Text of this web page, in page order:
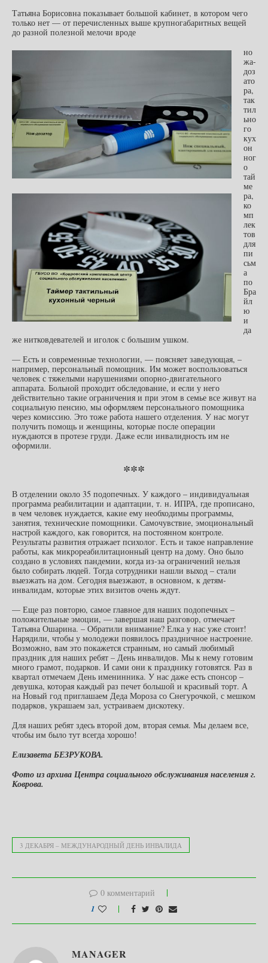
Татьяна Борисовна показывает большой кабинет, в котором чего
только нет — от перечисленных выше крупногабаритных вещей
до разной полезной мелочи вроде
но
жа-
доз
ато
ра,
так
тил
ьно
го
кух
он
ног
о
тай
ме
ра,
ко
мп
лек
тов
для
пи
сьм
а
по
Бра
йл
ю
и
да
же нитковдевателей и иголок с большим ушком.
— Есть и современные технологии, — поясняет заведующая, –
например, персональный помощник. Им может воспользоваться
человек с тяжелыми нарушениями опорно-двигательного
аппарата. Больной проходит обследование, и если у него
действительно такие ограничения и при этом в семье все живут на
социальную пенсию, мы оформляем персонального помощника
через комиссию. Это тоже работа нашего отделения. У нас могут
получить помощь и женщины, которые после операции
нуждаются в протезе груди. Даже если инвалидность им не
оформили.
***
В отделении около 35 подопечных. У каждого – индивидуальная
программа реабилитации и адаптации, т. н. ИПРА, где прописано,
в чем человек нуждается, какие ему необходимы программы,
занятия, технические помощники. Самочувствие, эмоциональный
настрой каждого, как говорится, на постоянном контроле.
Результаты развития отражает психолог. Есть и такое направление
работы, как микрореабилитационный центр на дому. Оно было
создано в условиях пандемии, когда из-за ограничений нельзя
было собирать людей. Тогда сотрудники нашли выход – стали
выезжать на дом. Сегодня выезжают, в основном, к детям-
инвалидам, которые этих визитов очень ждут.
— Еще раз повторю, самое главное для наших подопечных –
положительные эмоции, — завершая наш разговор, отмечает
Татьяна Ошарина. – Обратили внимание? Елка у нас уже стоит!
Нарядили, чтобы у молодежи появилось праздничное настроение.
Возможно, вам это покажется странным, но самый любимый
праздник для наших ребят – День инвалидов. Мы к нему готовим
много грамот, подарков. И сами они к празднику готовятся. Раз в
квартал отмечаем День именинника. У нас даже есть спонсор –
девушка, которая каждый раз печет большой и красивый торт. А
на Новый год приглашаем Деда Мороза со Снегурочкой, с мешком
подарков, украшаем зал, устраиваем дискотеку.
Для наших ребят здесь второй дом, вторая семья. Мы делаем все,
чтобы им было тут всегда хорошо!
Елизавета БЕЗРУКОВА.
Фото из архива Центра социального обслуживания населения г.
Коврова.
3 ДЕКАБРЯ – МЕЖДУНАРОДНЫЙ ДЕНЬ ИНВАЛИДА
0 комментарий
1
MANAGER